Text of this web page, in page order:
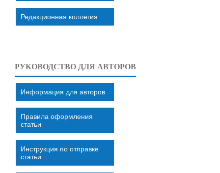
Редакционная коллегия
РУКОВОДСТВО ДЛЯ АВТОРОВ
Информация для авторов
Правила оформления
статьи
Инструкция по отправке
статьи